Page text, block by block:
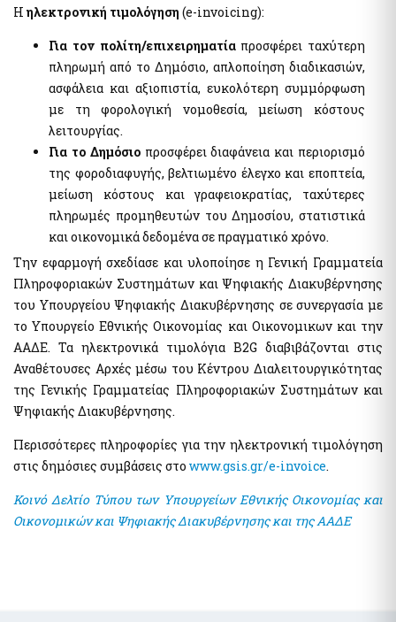
Ηλεκτρονική Διακίνηση Εγγράφων και Ψηφιακές Υπογραφές
Ψηφιακό Μητρώο Λεσχών Μελών Φιλάθλων
Αναζήτηση Αναγνωριστικών Αριθμών μέσω του ΠΑ
Διασταυρωτικοί Έλεγχοι Οχημάτων (για Δημόσια Διοίκηση)
Ειδική ηλεκτρονική εφαρμογή "Στοιχεία προσώπου (myInfo)
για τα Κέντρα εξυπηρέτησης Πολιτών (ΚΕΠ)" - Ειδική
ηλεκτρονική εφαρμογή "Στοιχεία Προσώπου (myInfo) για τις
έμμισθες Προξενικές Αρχές (ΕΠΑ)"
Ψηφιακή πλατφόρμα συλλογής και τήρησης στατιστικών
στοιχείων για θέματα πρόληψης και καταπολέμησης της
νομιμοποίησης εσόδων από εγκληματικές δραστηριότητες και
της χρηματοδότησης της τρομοκρατίας
Απόκρυψη λίστας
Φορολογία Πολιτών / Επιχειρήσεων
Ακίνητα Ε9 / ΕΝΦΙΑ / Μισθωτήρια
Επιδόματα / Παροχές
Οχήματα
Τηλεπικοινωνίες
Μητρώο Δικαιούχων Απαλλαγής Τελών Συνδρομητών Κινητής
Τηλεφωνίας και Καρτοκινητής Τηλεφωνίας (Μη.Δ.Α.Τε.)
Ελεγκτικές Υπηρεσίες Ελληνικού Δημοσίου
Υποβολή δήλωσης "ΠΟΘΕΝ ΕΣΧΕΣ"
Επιδόματα- Παροχές
Κοινωνικό μέρισμα
Μεταφορικό Ισοδύναμο
Στοιχεία Πολιτών και εξ Αποστάσεως Εξυπηρέτηση
myConsulLive - Εξυπηρέτηση με τηλεδιάσκεψη από
Προξενική Αρχή του Υπουργείου Εξωτερικών
myKEPlive - Εξυπηρέτηση με τηλεδιάσκεψη από Κέντρο
Ηλεκτρονικό αίτημα ραντεβού σε Κέντρο Εξυπηρέτησης
Πολιτών (ΚΕΠ)
Η ηλεκτρονική τιμολόγηση (e-invoicing):
Για τον πολίτη/επιχειρηματίαπροσφέρει ταχύτερη
πληρωμή από το Δημόσιο, απλοποίηση διαδικασιών,
ασφάλεια και αξιοπιστία, ευκολότερη συμμόρφωση
με τη φορολογική νομοθεσία, μείωση κόστους
λειτουργίας.
Για το Δημόσιοπροσφέρει διαφάνεια και περιορισμό
της φοροδιαφυγής, βελτιωμένο έλεγχο και εποπτεία,
μείωση κόστους και γραφειοκρατίας, ταχύτερες
πληρωμές προμηθευτών του Δημοσίου, στατιστικά
και οικονομικά δεδομένα σε πραγματικό χρόνο.
Την εφαρμογή σχεδίασε και υλοποίησε η Γενική Γραμματεία
Πληροφοριακών Συστημάτων και Ψηφιακής Διακυβέρνησης
του Υπουργείου Ψηφιακής Διακυβέρνησης σε συνεργασία με
το Υπουργείο Εθνικής Οικονομίας και Οικονομικων και την
ΑΑΔΕ. Τα ηλεκτρονικά τιμολόγια B2G διαβιβάζονται στις
Αναθέτουσες Αρχές μέσω του Κέντρου Διαλειτουργικότητας
της Γενικής Γραμματείας Πληροφοριακών Συστημάτων και
Ψηφιακής Διακυβέρνησης.
Περισσότερες πληροφορίες για την ηλεκτρονική τιμολόγηση
στις δημόσιες συμβάσεις στο www.gsis.gr/e-invoice.
Κοινό Δελτίο Τύπου των Υπουργείων Εθνικής Οικονομίας και
Οικονομικών και Ψηφιακής Διακυβέρνησης και της ΑΑΔΕ